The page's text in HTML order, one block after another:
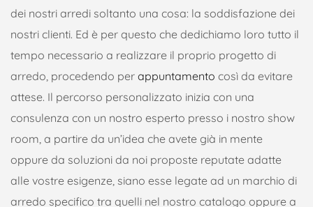
dei nostri arredi soltanto una cosa: la soddisfazione dei
nostri clienti. Ed è per questo che dedichiamo loro tutto il
tempo necessario a realizzare il proprio progetto di
arredo, procedendo per appuntamento così da evitare
attese. Il percorso personalizzato inizia con una
consulenza con un nostro esperto presso i nostro show
room, a partire da un’idea che avete già in mente
oppure da soluzioni da noi proposte reputate adatte
alle vostre esigenze, siano esse legate ad un marchio di
arredo specifico tra quelli nel nostro catalogo oppure a